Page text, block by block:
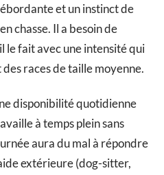
et un instinct de
chasse. Il a besoin de
le fait avec une intensité qui
races de taille moyenne.
disponibilité quotidienne
à temps plein sans
aura du mal à répondre
extérieure (dog-sitter,